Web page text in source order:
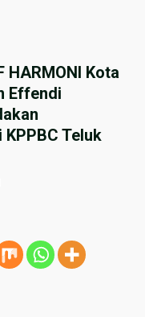
HARMONI Kota
Effendi
KPPBC Teluk